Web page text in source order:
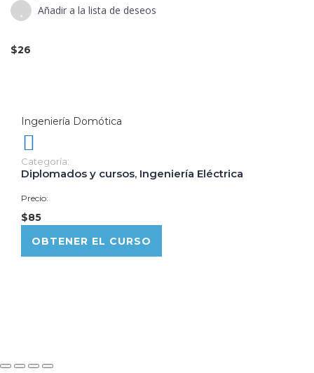
Añadir a la lista de deseos
$26
Ingeniería Domótica
Categoría:
Diplomados y cursos, Ingeniería Eléctrica
Precio:
$85
OBTENER EL CURSO